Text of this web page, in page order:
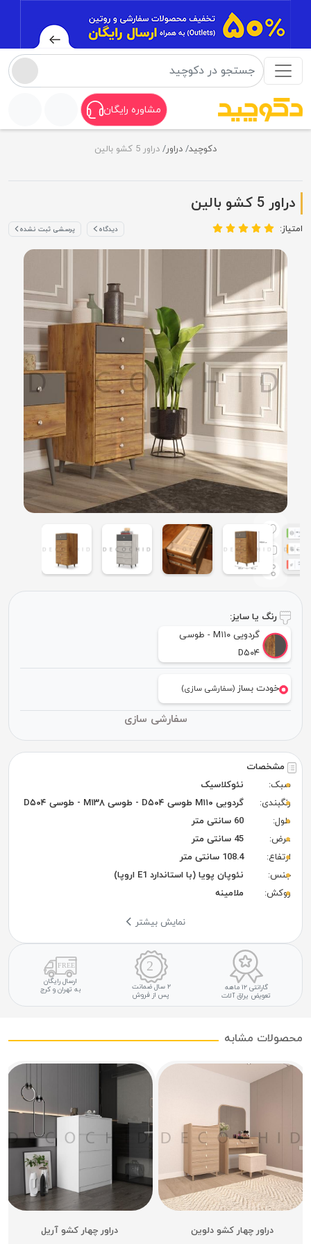
مشاوره رایگان
دکوچید دراور دراور 5 کشو بالین
دراور 5 کشو بالین
امتیاز: دیدگاه پرسشی ثبت نشده
مشخصات
سبک:
نئوکلاسیک
رنگبندی:
گردویی M۱۱۰ طوسی D۵۰۴ - طوسی M۱۳۸ - طوسی D۵۰۴
طول:
60 سانتی متر
عرض:
45 سانتی متر
ارتفاع:
108.4 سانتی متر
جنس:
نئوپان پویا (با استاندارد E1 اروپا)
روکش:
ملامینه
نمایش بیشتر
گارانتی ۱۲ ماهه
تعویض یراق آلات
۲ سال ضمانت
پس از فروش
ارسال رایگان
به تهران و کرج
رنگ یا سایز:
گردویی M۱۱۰ - طوسی
D۵۰۴
خودت بساز(سفارشی سازی)
سفارشی سازی
محصولات مشابه
دراور چهار کشو دلوین دراور چهار کشو آریل